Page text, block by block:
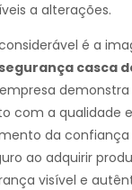
a alterações.
é a
casca
com a qualidade e
da confiança
ao adquirir
visível e